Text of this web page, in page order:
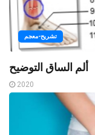
تشريح-معجم
ألم الساق التوضيح
2020